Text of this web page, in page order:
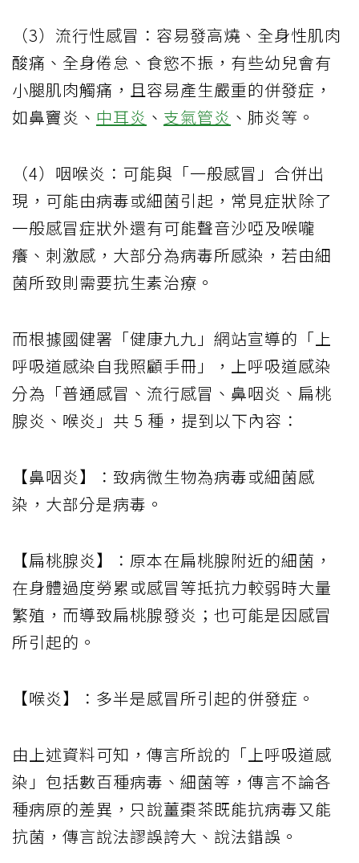
（3）流行性感冒：容易發高燒、全身性肌肉
酸痛、全身倦怠、食慾不振，有些幼兒會有
小腿肌肉觸痛，且容易產生嚴重的併發症，
如鼻竇炎、 中耳炎 、 支氣管炎 、肺炎等。
（4）咽喉炎：可能與「一般感冒」合併出
現，可能由病毒或細菌引起，常見症狀除了
一般感冒症狀外還有可能聲音沙啞及喉嚨
癢、刺激感，大部分為病毒所感染，若由細
菌所致則需要抗生素治療。
而根據國健署「健康九九」網站宣導的「上
呼吸道感染自我照顧手冊」，上呼吸道感染
分為「普通感冒、流行感冒、鼻咽炎、扁桃
腺炎、喉炎」共 5 種，提到以下內容：
【鼻咽炎】：致病微生物為病毒或細菌感
染，大部分是病毒。
【扁桃腺炎】：原本在扁桃腺附近的細菌，
在身體過度勞累或感冒等抵抗力較弱時大量
繁殖，而導致扁桃腺發炎；也可能是因感冒
所引起的。
【喉炎】：多半是感冒所引起的併發症。
由上述資料可知，傳言所說的「上呼吸道感
染」包括數百種病毒、細菌等，傳言不論各
種病原的差異，只說薑棗茶既能抗病毒又能
抗菌，傳言說法謬誤誇大、說法錯誤。